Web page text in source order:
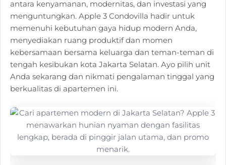
antara kenyamanan, modernitas, dan investasi yang
menguntungkan. Apple 3 Condovilla hadir untuk
memenuhi kebutuhan gaya hidup modern Anda,
menyediakan ruang produktif dan momen
kebersamaan bersama keluarga dan teman-teman di
tengah kesibukan kota Jakarta Selatan. Ayo pilih unit
Anda sekarang dan nikmati pengalaman tinggal yang
berkualitas di apartemen ini.